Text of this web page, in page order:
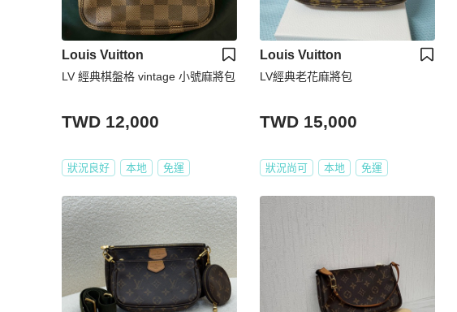
Louis Vuitton
LV 經典棋盤格 vintage 小號麻將包
TWD 12,000
狀況良好 本地 免運
Louis Vuitton
LV經典老花麻將包
TWD 15,000
狀況尚可 本地 免運